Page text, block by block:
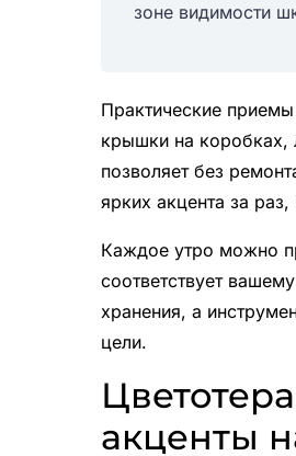
зоне видимости
Практические
крышки на коробках,
позволяет без
ярких акцента за
Каждое утро можно
соответствует
хранения, а
цели.
акценты